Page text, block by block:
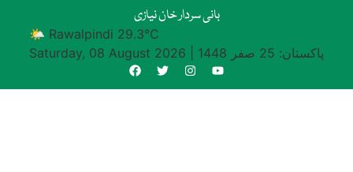
بانی سردار خان نیازی
🌤 Rawalpindi 29.3°C
Saturday, 08 August 2026
پاکستان: 25 صفر 1448